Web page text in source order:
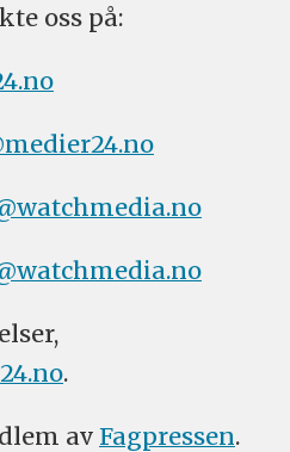
oss på:
.
av Fagpressen.